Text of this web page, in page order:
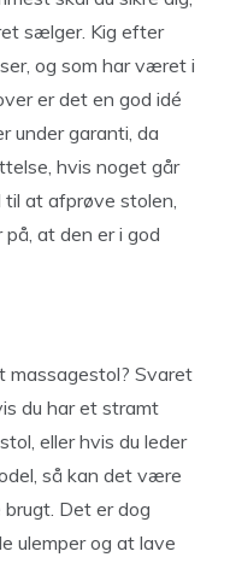
sælger. Kig efter
og som har været i
er det en god idé
under garanti, da
hvis noget går
til at afprøve stolen,
på, at den er i god
massagestol? Svaret
du har et stramt
eller hvis du leder
så kan det være
Det er dog
ulemper og at lave